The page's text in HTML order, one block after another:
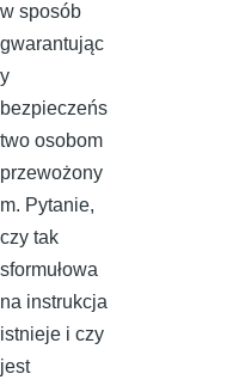
w sposób
gwarantując
y
bezpieczeńs
two osobom
przewożony
m. Pytanie,
czy tak
sformułowa
na instrukcja
istnieje i czy
jest